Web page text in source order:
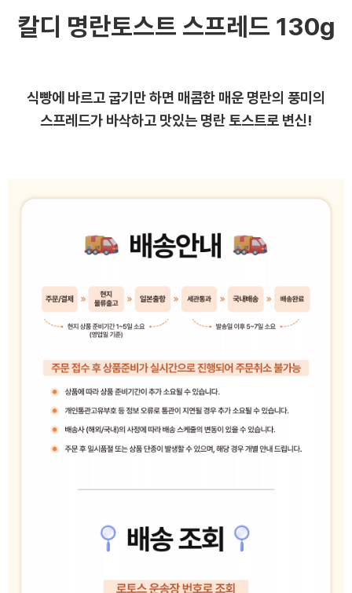
칼디 명란토스트 스프레드 130g
식빵에 바르고 굽기만 하면 매콤한 매운 명란의 풍미의
스프레드가 바삭하고 맛있는 명란 토스트로 변신!